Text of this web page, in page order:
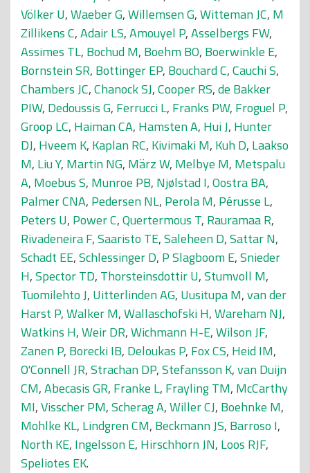
Völker U,Waeber G,Willemsen G,Witteman JC, M
Zillikens C,Adair LS,Amouyel P,Asselbergs FW,
Assimes TL, Bochud M, Boehm BO, Boerwinkle E,
Bornstein SR, Bottinger EP, Bouchard C,Cauchi S,
Chambers JC,Chanock SJ,Cooper RS,de Bakker
PIW, Dedoussis G, Ferrucci L, Franks PW, Froguel P,
Groop LC, Haiman CA, Hamsten A, Hui J, Hunter
DJ, Hveem K, Kaplan RC, Kivimaki M, Kuh D, Laakso
M, Liu Y, Martin NG, März W, Melbye M, Metspalu
A, Moebus S, Munroe PB, Njølstad I,Oostra BA,
Palmer CNA, Pedersen NL, Perola M, Pérusse L,
Peters U, Power C,Quertermous T, Rauramaa R,
Rivadeneira F,Saaristo TE,Saleheen D,Sattar N,
Schadt EE,Schlessinger D, P Slagboom E,Snieder
H,Spector TD, Thorsteinsdottir U,Stumvoll M,
Tuomilehto J, Uitterlinden AG, Uusitupa M,van der
Harst P,Walker M,Wallaschofski H,Wareham NJ,
Watkins H,Weir DR,Wichmann H-E,Wilson JF,
Zanen P, Borecki IB, Deloukas P, Fox CS, Heid IM,
O'Connell JR,Strachan DP,Stefansson K,van Duijn
CM,Abecasis GR, Franke L, Frayling TM, McCarthy
MI,Visscher PM,Scherag A,Willer CJ, Boehnke M,
Mohlke KL, Lindgren CM, Beckmann JS, Barroso I,
North KE, Ingelsson E, Hirschhorn JN, Loos RJF,
Speliotes EK.